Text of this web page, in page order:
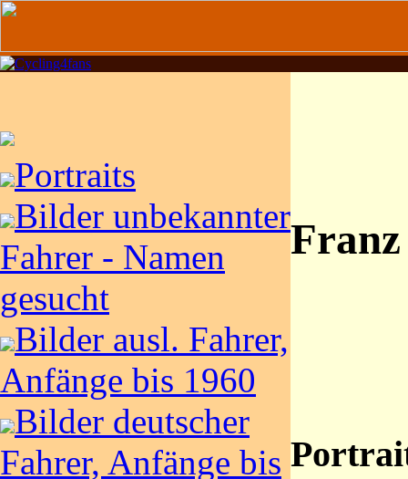
Portraits
Bilder unbekannter
Fahrer - Namen
gesucht
Bilder ausl. Fahrer,
Anfänge bis 1960
Bilder deutscher
Fahrer, Anfänge bis